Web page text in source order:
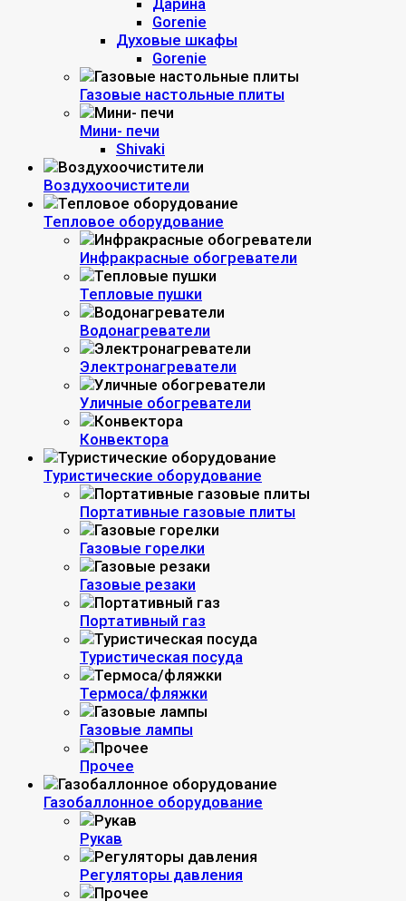
Дарина
Gorenie
Духовые шкафы
Gorenie
Газовые настольные плиты
Мини- печи
Shivaki
Воздухоочистители
Тепловое оборудование
Инфракрасные обогреватели
Тепловые пушки
Водонагреватели
Электронагреватели
Уличные обогреватели
Конвектора
Туристические оборудование
Портативные газовые плиты
Газовые горелки
Газовые резаки
Портативный газ
Туристическая посуда
Термоса/фляжки
Газовые лампы
Прочее
Газобаллонное оборудование
Рукав
Регуляторы давления